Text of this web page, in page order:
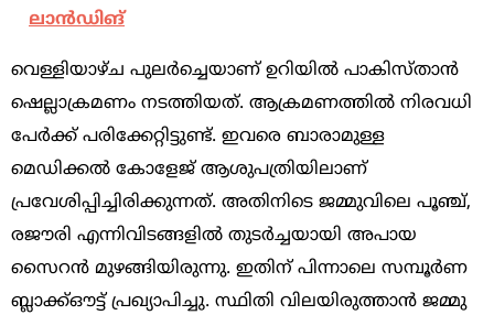
ലാൻഡിങ്
വെള്ളിയാഴ്ച പുലര്‍ച്ചെയാണ് ഉറിയില്‍ പാകിസ്താന്‍
ഷെല്ലാക്രമണം നടത്തിയത്. ആക്രമണത്തില്‍ നിരവധി
പേര്‍ക്ക് പരിക്കേറ്റിട്ടുണ്ട്. ഇവരെ ബാരാമുള്ള
മെഡിക്കല്‍ കോളേജ് ആശുപത്രിയിലാണ്
പ്രവേശിപ്പിച്ചിരിക്കുന്നത്. അതിനിടെ ജമ്മുവിലെ പൂഞ്ച്,
രജൗരി എന്നിവിടങ്ങളില്‍ തുടര്‍ച്ചയായി അപായ
സൈറന്‍ മുഴങ്ങിയിരുന്നു. ഇതിന് പിന്നാലെ സമ്പൂര്‍ണ
ബ്ലാക്ക്ഔട്ട് പ്രഖ്യാപിച്ചു. സ്ഥിതി വിലയിരുത്താന്‍ ജമ്മു